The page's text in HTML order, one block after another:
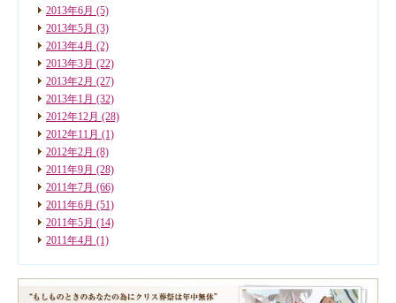
2013年6月 (5)
2013年5月 (3)
2013年4月 (2)
2013年3月 (22)
2013年2月 (27)
2013年1月 (32)
2012年12月 (28)
2012年11月 (1)
2012年2月 (8)
2011年9月 (28)
2011年7月 (66)
2011年6月 (51)
2011年5月 (14)
2011年4月 (1)